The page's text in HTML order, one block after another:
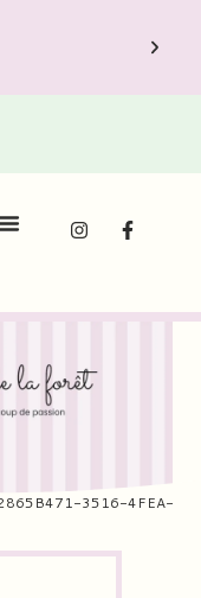
3516-4FEA-